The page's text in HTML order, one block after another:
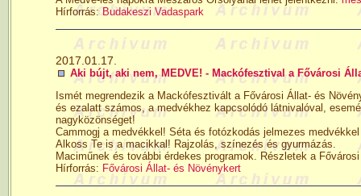
Hírforrás: Budakeszi Vadaspark
2017.01.17.
Aki bújt, aki nem, MEDVE! - Mackófesztival a Fővárosi
Ismét megrendezik a Mackófesztivált a Fővárosi Állat- és
és ezalatt számos, a medvékhez kapcsolódó látnivalóval,
nagyközönséget!
Cammogj a medvékkel! Séta és fotózkodás jelmezes
Alkoss Te is a macikkal! Rajzolás, színezés és gyurmázás.
Maciműnek és további érdekes programok. Részletek a
Hírforrás: Fővárosi Állat- és Növénykert